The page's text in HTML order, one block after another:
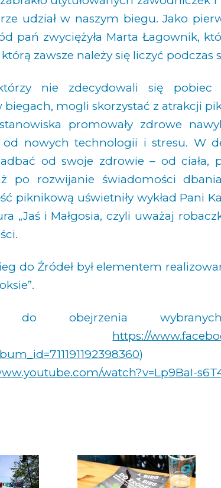
udział w naszym biegu. Jako
pań zwyciężyła Marta Łagownik,
zawsze należy się liczyć
którzy nie zdecydowali się
mogli skorzystać z atrakcji
promowały zdrowe
nowych technologii i stresu. W
od swoje zdrowie – od ciała,
po rozwijanie świadomości
piknikową uświetniły wykład Pani
„Jaś i Małgosia, czyli uważaj
do Źródeł był elementem
do obejrzenia
https://
) i
watch?v=Lp9BaI-